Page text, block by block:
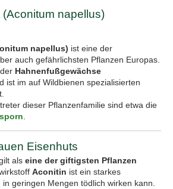
napellus)
napellus) ist eine der
auch gefährlichsten Pflanzen Europas.
Hahnenfußgewächse
ist im auf Wildbienen spezialisierten
dieser Pflanzenfamilie sind etwa die
Eisenhuts
als eine der giftigsten Pflanzen
Aconitin ist ein starkes
geringen Mengen tödlich wirken kann.